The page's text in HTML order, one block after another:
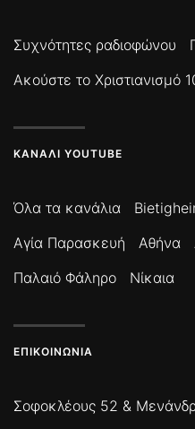
Συχνότητες ραδιοφώνου
Ακούστε το Χριστιανισμό
ΚΑΝΆΛΙ YOUTUBE
Όλα τα κανάλια
Αγία Παρασκευή
Αθήνα
Παλαιό Φάληρο
Νίκαια
ΕΠΙΚΟΙΝΩΝΊΑ
Σοφοκλέους 52 &